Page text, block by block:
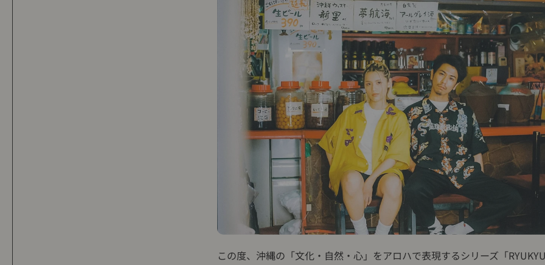
この度、沖縄の「文化・自然・心」をアロハで表現するシリーズ「